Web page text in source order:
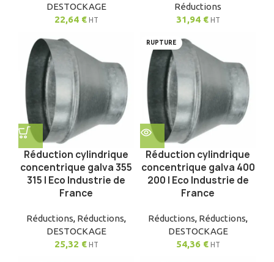
DESTOCKAGE
22,64 € HT
Réductions
31,94 € HT
Réduction cylindrique
concentrique galva 355
315 | Eco Industrie de
France
Réductions, Réductions,
DESTOCKAGE
25,32 € HT
RUPTURE
Réduction cylindrique
concentrique galva 400
200 | Eco Industrie de
France
Réductions, Réductions,
DESTOCKAGE
54,36 € HT